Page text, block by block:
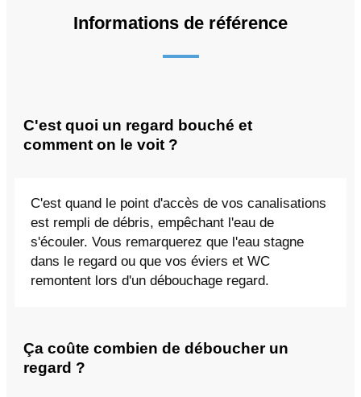
Informations de référence
C'est quoi un regard bouché et
comment on le voit ?
C'est quand le point d'accès de vos canalisations
est rempli de débris, empêchant l'eau de
s'écouler. Vous remarquerez que l'eau stagne
dans le regard ou que vos éviers et WC
remontent lors d'un débouchage regard.
Ça coûte combien de déboucher un
regard ?